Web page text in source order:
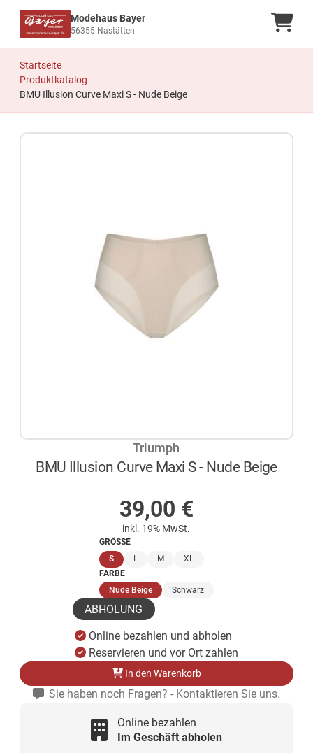
Modehaus Bayer
56355 Nastätten
Startseite
Produktkatalog
BMU Illusion Curve Maxi S - Nude Beige
Triumph
BMU Illusion Curve Maxi S - Nude Beige
39,00 €
inkl. 19% MwSt.
GRÖSSE
S(ausgewählt)
L M
XL
FARBE
Nude Beige(ausgewählt)
Schwarz
ABHOLUNG
Online bezahlen und abholen
Reservieren und vor Ort zahlen
In den Warenkorb
Sie haben noch Fragen? - Kontaktieren Sie uns.
Online bezahlen
Im Geschäft abholen